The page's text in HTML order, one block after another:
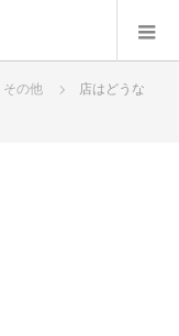
その他
店はどうな